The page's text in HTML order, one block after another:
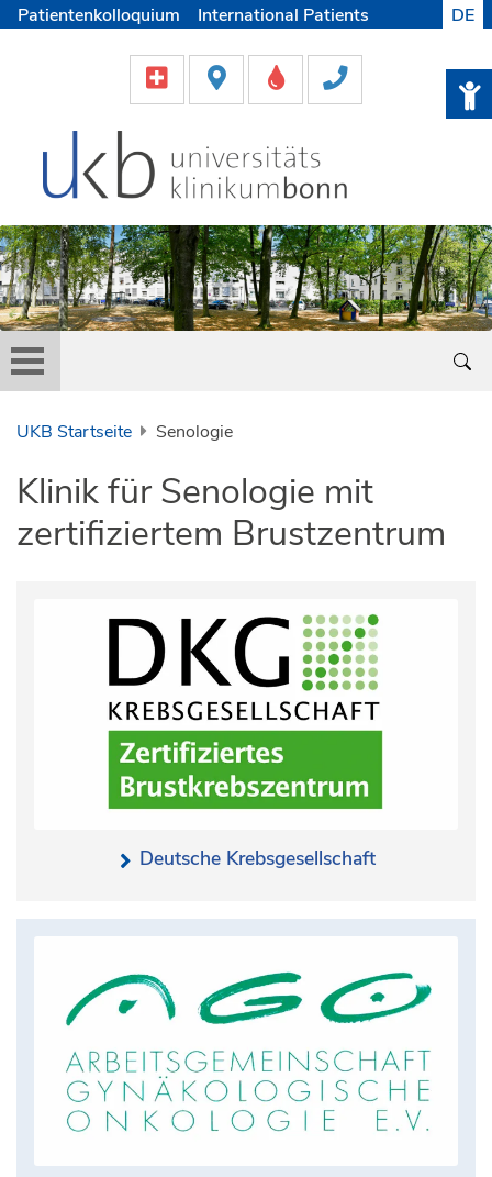
Patientenkolloquium
International Patients
Helfen & Spenden
Medien
DE
UKB Startseite Senologie
Klinik für Senologie mit
zertifiziertem Brustzentrum
Deutsche Krebsgesellschaft